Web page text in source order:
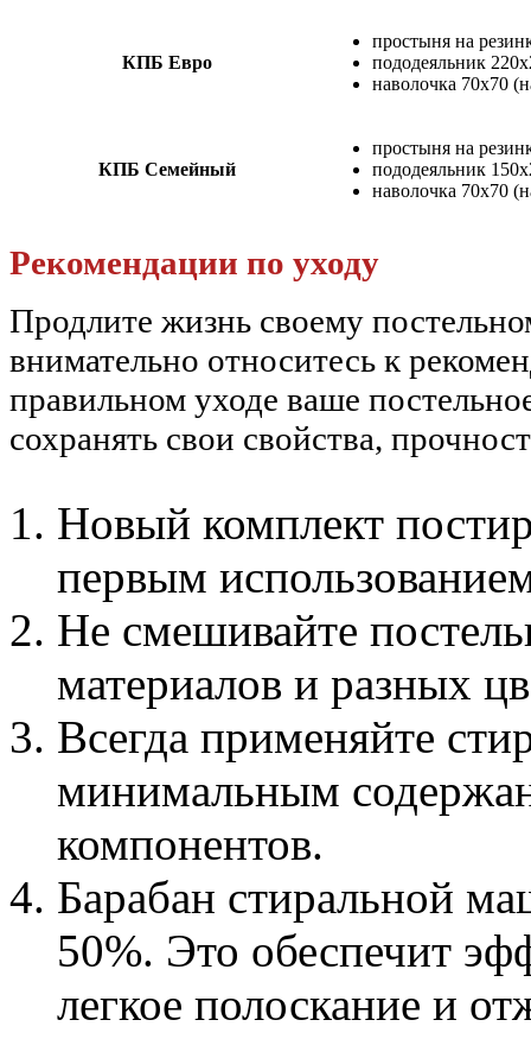
КПБ Евро
простыня на
пододеяльник
наволочка 70х70
КПБ Семейный
простыня на
пододеяльник
наволочка 70х70
Рекомендации по уходу
Продлите жизнь своему
внимательно относитесь к
правильном уходе ваше
сохранять свои свойства,
Новый комплект
первым
Не смешивайте
материалов и разных
Всегда применяйте
минимальным
компонентов.
Барабан стиральной
50%. Это обеспечит
легкое полоскание и